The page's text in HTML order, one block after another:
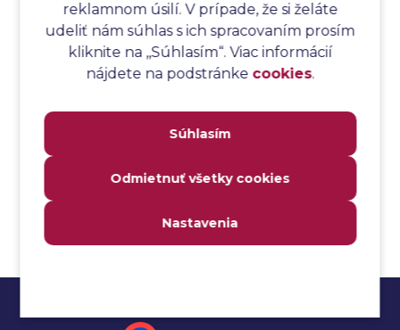
Analýza testovacieho bodu
Analýza toku riadenia
Analýza toku údajov
Analýza webových stránok a inventár meraní
Analyzovateľnosť
Anti-malvér
reklamnom úsilí. V prípade, že si želáte
udeliť nám súhlas s ich spracovaním prosím
kliknite na ,,Súhlasím“. Viac informácií
nájdete na podstránke cookies.
Súhlasím
Odmietnuť všetky cookies
Nastavenia